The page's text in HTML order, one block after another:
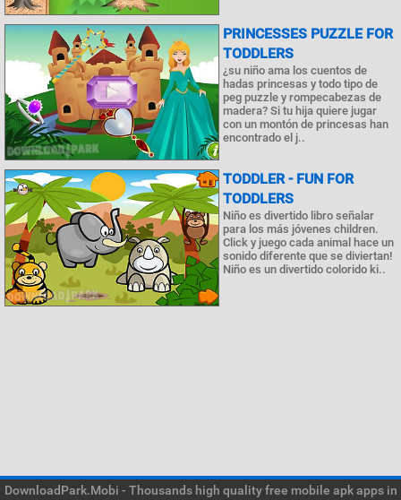
PRINCESSES PUZZLE FOR
TODDLERS
¿su niño ama los cuentos de
hadas princesas y todo tipo de
peg puzzle y rompecabezas de
madera? Si tu hija quiere jugar
con un montón de princesas han
encontrado el j..
TODDLER - FUN FOR
TODDLERS
Niño es divertido libro señalar
para los más jóvenes children.
Click y juego cada animal hace un
sonido diferente que se diviertan!
Niño es un divertido colorido ki..
DownloadPark.Mobi - Thousands high quality free mobile apk apps in